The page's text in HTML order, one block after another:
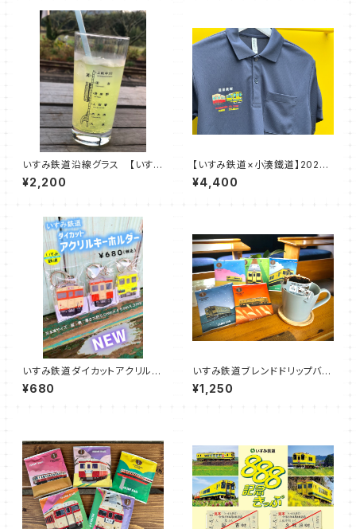
いすみ鉄道沿線グラス 【いす
み 大原～上総中川】【大多
喜 城見ヶ丘～上総中野】
¥2,200
【いすみ鉄道×小湊鐵道】2026
房総横断ポロシャツ
¥4,400
いすみ鉄道ダイカットアクリルキ
ーホルダー
¥680
いすみ鉄道ブレンドドリップバッ
グ【いすみ車両】（５袋セット）
¥1,250